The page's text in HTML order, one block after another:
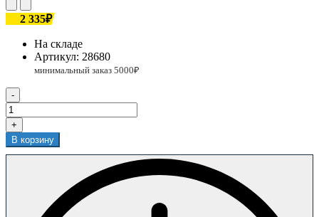
2 335₽
На складе
Артикул: 28680
-
+
В корзину